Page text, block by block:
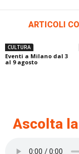
ARTICOLI
CULTURA
Eventi a Milano dal 3
al 9 agosto
Ascolta